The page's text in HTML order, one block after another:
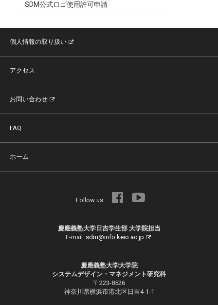
SDM公式ロゴ使用許可申請
個人情報の取り扱い
アクセス
お問い合わせ
FAQ
ホーム
Follow us
慶應義塾大学日吉学生部 大学院担当
E-mail: sdm@info.keio.ac.jp
慶應義塾大学大学院
システムデザイン・マネジメント研究科
〒223-8526
神奈川県横浜市港北区日吉4-1-1